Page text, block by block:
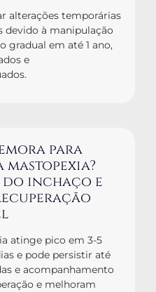
alterações temporárias
devido à manipulação
gradual em até 1 ano,
e
para
do inchaço e
atinge pico em 3-5
e pode persistir até
e acompanhamento
e melhoram